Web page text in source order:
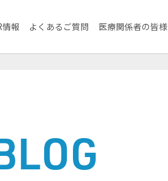
情報 よくあるご質問 医療関係者の皆様